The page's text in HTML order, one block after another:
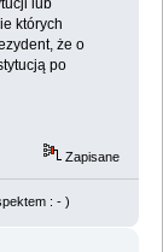
lub
których
że o
po
Zapisane
: - )